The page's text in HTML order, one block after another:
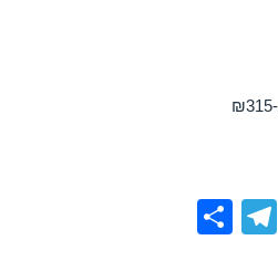
אין ים המלח – 07/11/2018
W
T